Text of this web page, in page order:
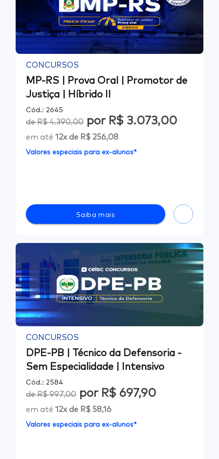
CONCURSOS
MP-RS | Prova Oral | Promotor de
Justiça | Híbrido II
Cód.: 2645
deR$ 4.390,00 por R$ 3.073,00
em até 12x de R$ 256,08
Valores especiais para ex-alunos*
Saiba mais
CONCURSOS
DPE-PB | Técnico da Defensoria -
Sem Especialidade | Intensivo
Cód.: 2584
deR$ 997,00 por R$ 697,90
em até 12x de R$ 58,16
Valores especiais para ex-alunos*